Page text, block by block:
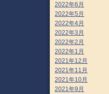
2022年6月
2022年5月
2022年4月
2022年3月
2022年2月
2022年1月
2021年12月
2021年11月
2021年10月
2021年9月